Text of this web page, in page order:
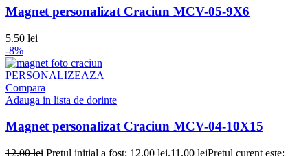
Magnet personalizat Craciun MCV-05-9X6
5.50 lei
-8%
PERSONALIZEAZA
Compara
Adauga in lista de dorinte
Magnet personalizat Craciun MCV-04-10X15
12.00lei Prețul inițial a fost: 12.00 lei.11.00 leiPrețul curent este: